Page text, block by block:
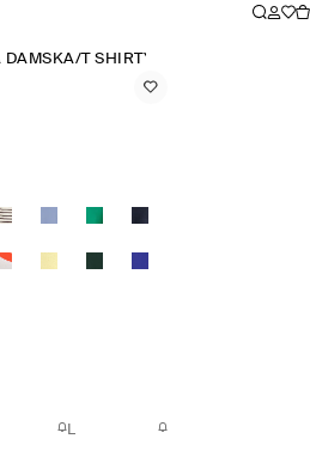
DAMSKA/T SHIRTY I KOSZULKI BEZ
L